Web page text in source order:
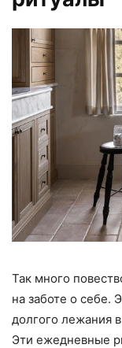
Так много
на заботе о себе.
долгого лежания
Эти ежедневные